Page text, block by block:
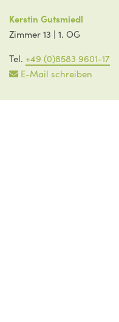
Kerstin Gutsmiedl
Zimmer 13 | 1. OG
Tel. +49 (0)8583 9601-17
E-Mail schreiben